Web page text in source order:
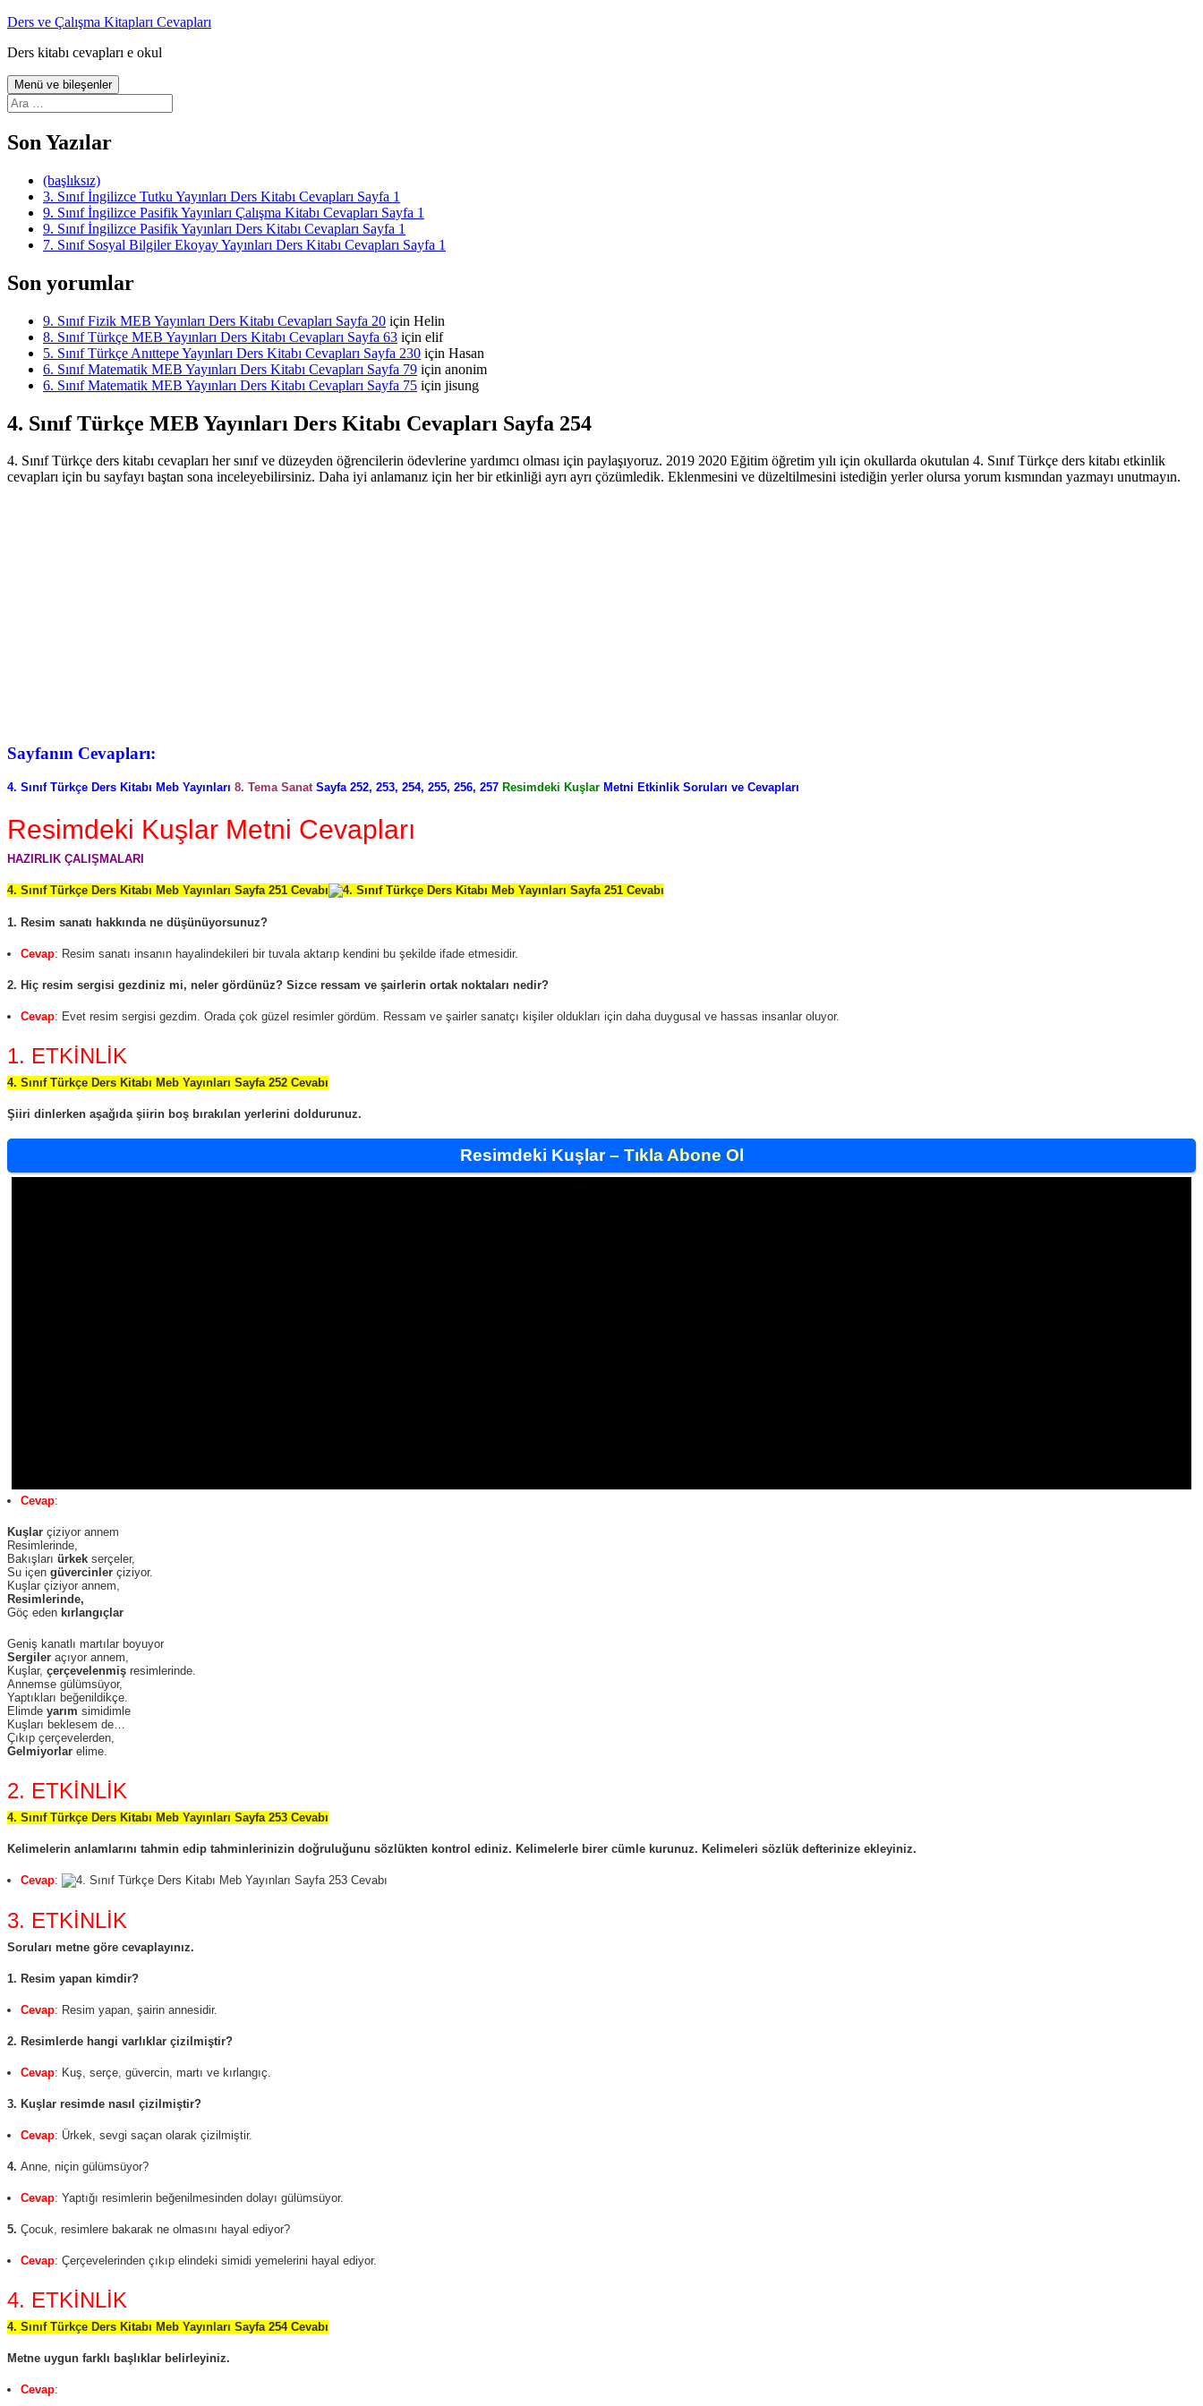
İçeriğe
Ders ve Çalışma Kitapları Cevapları
Ders kitabı cevapları e okul
Menü ve bileşenler
Arama:
Son Yazılar
(başlıksız)
3. Sınıf İngilizce Tutku Yayınları Ders Kitabı Cevapları Sayfa 1
9. Sınıf İngilizce Pasifik Yayınları Çalışma Kitabı Cevapları Sayfa 1
9. Sınıf İngilizce Pasifik Yayınları Ders Kitabı Cevapları Sayfa 1
7. Sınıf Sosyal Bilgiler Ekoyay Yayınları Ders Kitabı Cevapları Sayfa 1
Son yorumlar
9. Sınıf Fizik MEB Yayınları Ders Kitabı Cevapları Sayfa 20 için Helin
8. Sınıf Türkçe MEB Yayınları Ders Kitabı Cevapları Sayfa 63 için elif
5. Sınıf Türkçe Anıttepe Yayınları Ders Kitabı Cevapları Sayfa 230 için Hasan
6. Sınıf Matematik MEB Yayınları Ders Kitabı Cevapları Sayfa 79 için anonim
6. Sınıf Matematik MEB Yayınları Ders Kitabı Cevapları Sayfa 75 için jisung
4. Sınıf Türkçe MEB Yayınları Ders Kitabı Cevapları Sayfa 254
4. Sınıf Türkçe ders kitabı cevapları her sınıf ve düzeyden öğrencilerin ödevlerine yardımcı olması için paylaşıyoruz. 2019 2020 Eğitim öğretim yılı için okullarda okutulan 4. Sınıf Türkçe ders kitabı etkinlik
cevapları için bu sayfayı baştan sona inceleyebilirsiniz. Daha iyi anlamanız için her bir etkinliği ayrı ayrı çözümledik. Eklenmesini ve düzeltilmesini istediğin yerler olursa yorum kısmından yazmayı unutmayın.
Sayfanın Cevapları:
4. Sınıf Türkçe Ders Kitabı Meb Yayınları 8. Tema Sanat Sayfa 252, 253, 254, 255, 256, 257 Resimdeki Kuşlar Metni Etkinlik Soruları ve Cevapları
Resimdeki Kuşlar Metni Cevapları
HAZIRLIK ÇALIŞMALARI
4. Sınıf Türkçe Ders Kitabı Meb Yayınları Sayfa 251 Cevabı
1. Resim sanatı hakkında ne düşünüyorsunuz?
Cevap: Resim sanatı insanın hayalindekileri bir tuvala aktarıp kendini bu şekilde ifade etmesidir.
2. Hiç resim sergisi gezdiniz mi, neler gördünüz? Sizce ressam ve şairlerin ortak noktaları nedir?
Cevap: Evet resim sergisi gezdim. Orada çok güzel resimler gördüm. Ressam ve şairler sanatçı kişiler oldukları için daha duygusal ve hassas insanlar oluyor.
1. ETKİNLİK
4. Sınıf Türkçe Ders Kitabı Meb Yayınları Sayfa 252 Cevabı
Şiiri dinlerken aşağıda şiirin boş bırakılan yerlerini doldurunuz.
Resimdeki Kuşlar – Tıkla Abone Ol
Cevap:
Kuşlar çiziyor annem
Resimlerinde,
Bakışları ürkek serçeler,
Su içen güvercinler çiziyor.
Kuşlar çiziyor annem,
Resimlerinde,
Göç eden kırlangıçlar
Geniş kanatlı martılar boyuyor
Sergiler açıyor annem,
Kuşlar, çerçevelenmiş resimlerinde.
Annemse gülümsüyor,
Yaptıkları beğenildikçe.
Elimde yarım simidimle
Kuşları beklesem de…
Çıkıp çerçevelerden,
Gelmiyorlar elime.
2. ETKİNLİK
4. Sınıf Türkçe Ders Kitabı Meb Yayınları Sayfa 253 Cevabı
Kelimelerin anlamlarını tahmin edip tahminlerinizin doğruluğunu sözlükten kontrol ediniz. Kelimelerle birer cümle kurunuz. Kelimeleri sözlük defterinize ekleyiniz.
Cevap:
3. ETKİNLİK
Soruları metne göre cevaplayınız.
1. Resim yapan kimdir?
Cevap: Resim yapan, şairin annesidir.
2. Resimlerde hangi varlıklar çizilmiştir?
Cevap: Kuş, serçe, güvercin, martı ve kırlangıç.
3. Kuşlar resimde nasıl çizilmiştir?
Cevap: Ürkek, sevgi saçan olarak çizilmiştir.
4. Anne, niçin gülümsüyor?
Cevap: Yaptığı resimlerin beğenilmesinden dolayı gülümsüyor.
5. Çocuk, resimlere bakarak ne olmasını hayal ediyor?
Cevap: Çerçevelerinden çıkıp elindeki simidi yemelerini hayal ediyor.
4. ETKİNLİK
4. Sınıf Türkçe Ders Kitabı Meb Yayınları Sayfa 254 Cevabı
Metne uygun farklı başlıklar belirleyiniz.
Cevap: